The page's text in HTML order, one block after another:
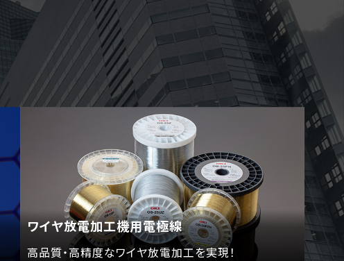
ワイヤ放電加工機用電極線
高品質・高精度なワイヤ放電加工を実現！